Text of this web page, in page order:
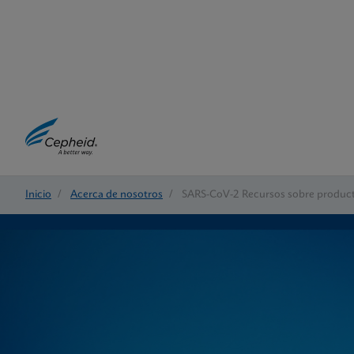
Inicio / Acerca de nosotros / SARS-CoV-2 Recursos sobre